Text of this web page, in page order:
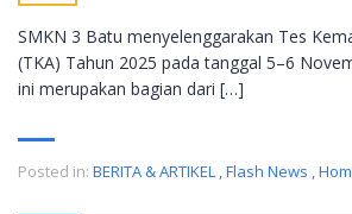
SMKN 3 Batu menyelenggarakan Tes
(TKA) Tahun 2025 pada tanggal 5–6
ini merupakan bagian dari […]
Posted in: BERITA & ARTIKEL ,Flash News ,